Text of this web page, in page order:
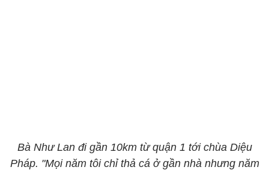
Bà Như Lan đi gần 10km từ quận 1 tới chùa Diệu
Pháp. "Mọi năm tôi chỉ thả cá ở gần nhà nhưng năm